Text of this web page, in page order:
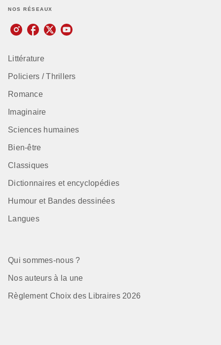
NOS RÉSEAUX
Littérature
Policiers / Thrillers
Romance
Imaginaire
Sciences humaines
Bien-être
Classiques
Dictionnaires et encyclopédies
Humour et Bandes dessinées
Langues
Qui sommes-nous ?
Nos auteurs à la une
Règlement Choix des Libraires 2026